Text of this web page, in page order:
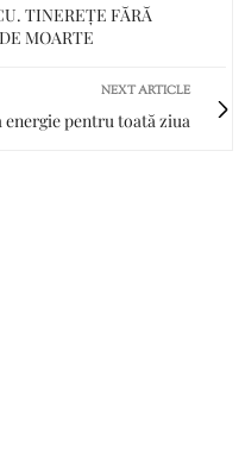
TINEREȚE FĂRĂ
MOARTE
NEXT ARTICLE
pentru toată ziua